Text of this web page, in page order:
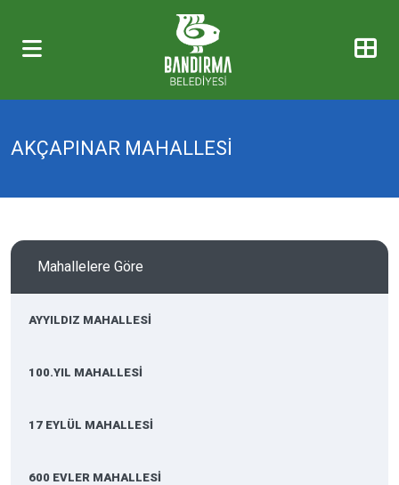
AKÇAPINAR MAHALLESİ
Mahallelere Göre
AYYILDIZ MAHALLESİ
100.YIL MAHALLESİ
17 EYLÜL MAHALLESİ
600 EVLER MAHALLESİ